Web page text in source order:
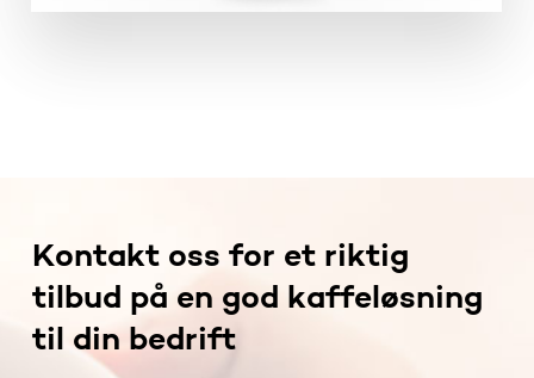
Kontakt oss for et riktig
tilbud på en god kaffeløsning
til din bedrift